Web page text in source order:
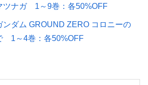
ツナガ 1～9巻：各50%OFF
ンダム GROUND ZERO コロニーの
1～4巻：各50%OFF